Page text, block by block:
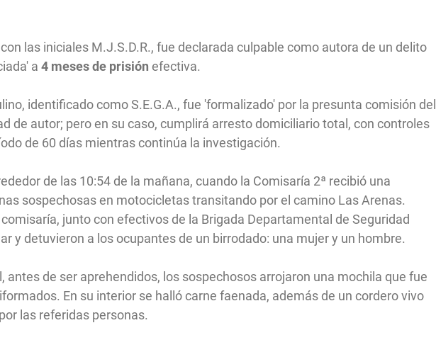
las iniciales M.J.S.D.R., fue declarada culpable como autora de un delito
a 4 meses de prisión efectiva.
identificado como S.E.G.A., fue 'formalizado' por la presunta comisión del
de autor; pero en su caso, cumplirá arresto domiciliario total, con controles
de 60 días mientras continúa la investigación.
de las 10:54 de la mañana, cuando la Comisaría 2ª recibió una
sospechosas en motocicletas transitando por el camino Las Arenas.
junto con efectivos de la Brigada Departamental de Seguridad
y detuvieron a los ocupantes de un birrodado: una mujer y un hombre.
antes de ser aprehendidos, los sospechosos arrojaron una mochila que fue
En su interior se halló carne faenada, además de un cordero vivo
las referidas personas.